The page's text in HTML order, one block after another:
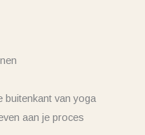
buitenkant van yoga
aan je proces